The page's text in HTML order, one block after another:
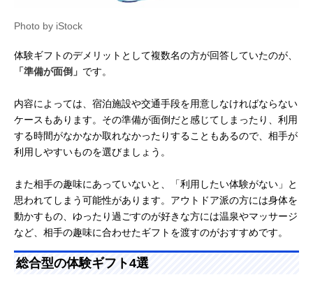
Photo by iStock
体験ギフトのデメリットとして複数名の方が回答していたのが、
「準備が面倒」 です。
内容によっては、宿泊施設や交通手段を用意しなければならない
ケースもあります。その準備が面倒だと感じてしまったり、利用
する時間がなかなか取れなかったりすることもあるので、相手が
利用しやすいものを選びましょう。
また相手の趣味にあっていないと、「利用したい体験がない」と
思われてしまう可能性があります。アウトドア派の方には身体を
動かすもの、ゆったり過ごすのが好きな方には温泉やマッサージ
など、相手の趣味に合わせたギフトを渡すのがおすすめです。
総合型の体験ギフト4選